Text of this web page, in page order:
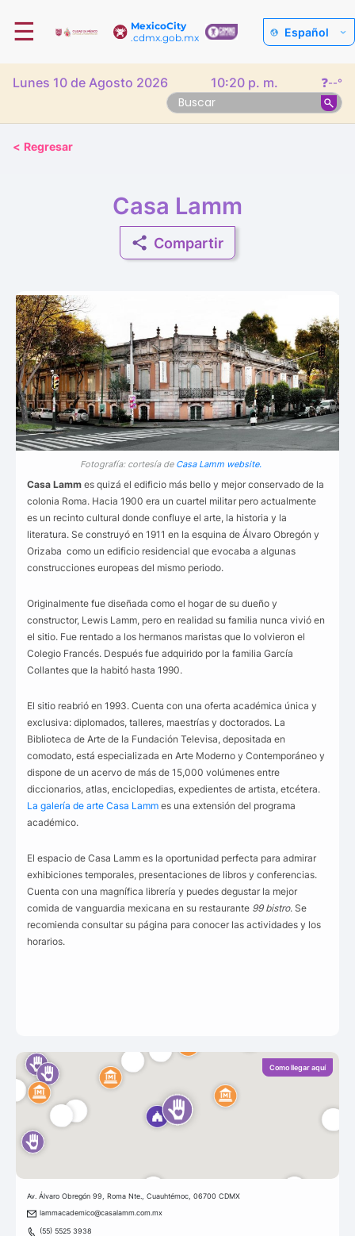
MexicoCity
.cdmx.gob.mx
☰ Español
Lunes 10 de Agosto 2026 10:20 p. m. ❓--°
< Regresar
Casa Lamm
Compartir
Fotografía: cortesía de Casa Lamm website.
Casa Lamm es quizá el edificio más bello y mejor conservado de la
colonia Roma. Hacia 1900 era un cuartel militar pero actualmente
es un recinto cultural donde confluye el arte, la historia y la
literatura. Se construyó en 1911 en la esquina de Álvaro Obregón y
Orizaba como un edificio residencial que evocaba a algunas
construcciones europeas del mismo periodo.
Originalmente fue diseñada como el hogar de su dueño y
constructor, Lewis Lamm, pero en realidad su familia nunca vivió en
el sitio. Fue rentado a los hermanos maristas que lo volvieron el
Colegio Francés. Después fue adquirido por la familia García
Collantes que la habitó hasta 1990.
El sitio reabrió en 1993. Cuenta con una oferta académica única y
exclusiva: diplomados, talleres, maestrías y doctorados. La
Biblioteca de Arte de la Fundación Televisa, depositada en
comodato, está especializada en Arte Moderno y Contemporáneo y
dispone de un acervo de más de 15,000 volúmenes entre
diccionarios, atlas, enciclopedias, expedientes de artista, etcétera.
La galería de arte Casa Lamm es una extensión del programa
académico.
El espacio de Casa Lamm es la oportunidad perfecta para admirar
exhibiciones temporales, presentaciones de libros y conferencias.
Cuenta con una magnífica librería y puedes degustar la mejor
comida de vanguardia mexicana en su restaurante 99 bistro. Se
recomienda consultar su página para conocer las actividades y los
horarios.
Como llegar aquí
Av. Álvaro Obregón 99, Roma Nte., Cuauhtémoc, 06700 CDMX
lammacademico@casalamm.com.mx
(55) 5525 3938